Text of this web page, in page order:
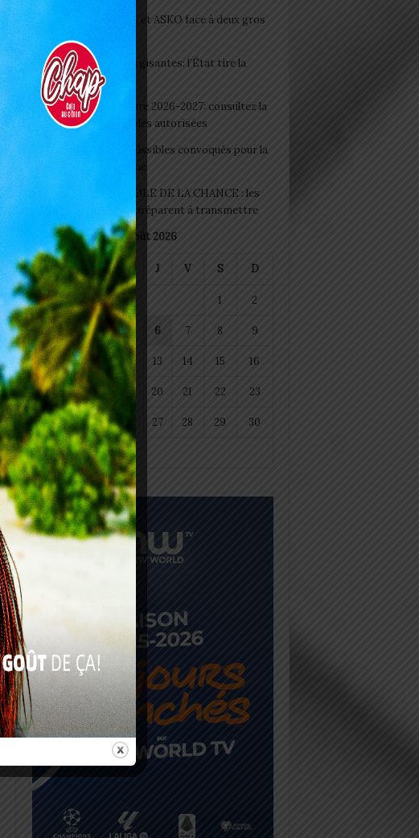
Interclubs CAF: ASCK et ASKO face à deux gros
morceaux
Togo/ Boissons énergisantes: l’État tire la
sonnette d’alarme
Togo/ Rentrée scolaire 2026-2027: consultez la
liste officielle des écoles autorisées
ESSAL 2026 : les admissibles convoqués pour la
visite médicale à Lomé
SWEDD+ Togo / ECOLE DE LA CHANCE : les
maitres-artisans se préparent à transmettre
août 2026
L M M J V S D
1 2
3 4 5 6 7 8 9
10 11 12 13 14 15 16
17 18 20 21 22 23
24 25 26 27 28 29 30
31
« Juil